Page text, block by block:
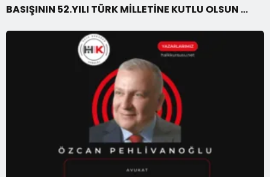
BASIŞININ 52.YILI TÜRK MİLLETİNE KUTLU OLSUN …